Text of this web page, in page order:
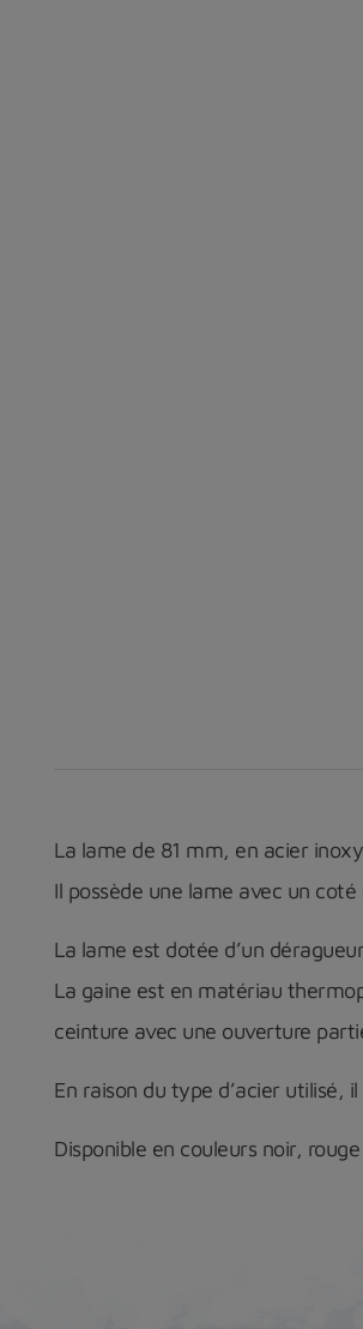
La lame de 81 mm, en acier
Il possède une lame avec un
La lame est dotée d’un
La gaine est en matériau
ceinture avec une ouverture
En raison du type d’acier utilisé,
Disponible en couleurs noir,